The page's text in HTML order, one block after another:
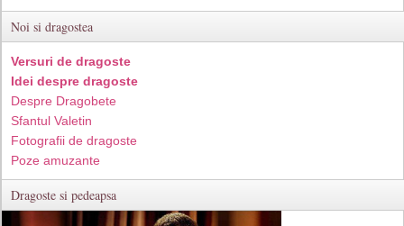
Noi si dragostea
Versuri de dragoste
Idei despre dragoste
Despre Dragobete
Sfantul Valetin
Fotografii de dragoste
Poze amuzante
Dragoste si pedeapsa